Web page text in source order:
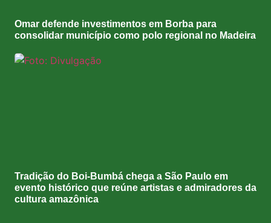
Omar defende investimentos em Borba para
consolidar município como polo regional no Madeira
Tradição do Boi-Bumbá chega a São Paulo em
evento histórico que reúne artistas e admiradores da
cultura amazônica